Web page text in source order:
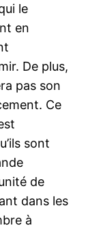
le
en
De plus,
pas son
Ce
sont
de
dans les
à